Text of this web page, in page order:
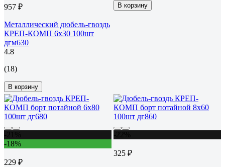
957 ₽
Металлический дюбель-гвоздь
КРЕП-КОМП 6х30 100шт
дгм630
4.8
(18)
В корзину
В корзину
-18%
229 ₽
325 ₽